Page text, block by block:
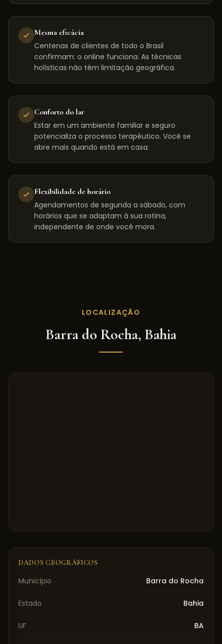
Mesma eficácia
Centenas de clientes de todo o Brasil
confirmam: o online funciona. As técnicas
holísticas não têm limitação geográfica.
Conforto do lar
Estar em um ambiente familiar e seguro
potencializa o processo terapêutico. Você se
abre mais quando está em casa.
Flexibilidade de horário
Agendamentos de segunda a sábado, com
horários que se adaptam à sua rotina,
independente de onde você mora.
LOCALIZAÇÃO
Barra do Rocha, Bahia
DADOS GEOGRÁFICOS
Município Barra do Rocha
Estado Bahia
UF BA